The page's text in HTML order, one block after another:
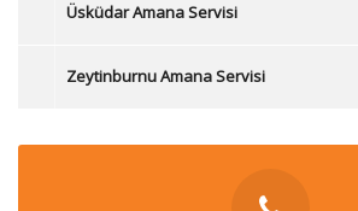
Üsküdar Amana Servisi
Zeytinburnu Amana Servisi
İLETİŞİM